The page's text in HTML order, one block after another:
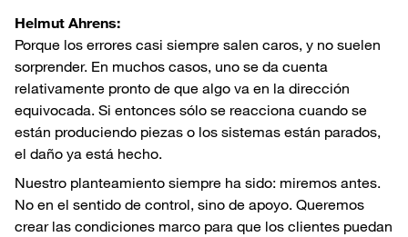
Helmut Ahrens:
Porque los errores casi siempre salen caros, y no suelen
sorprender. En muchos casos, uno se da cuenta
relativamente pronto de que algo va en la dirección
equivocada. Si entonces sólo se reacciona cuando se
están produciendo piezas o los sistemas están parados,
el daño ya está hecho.
Nuestro planteamiento siempre ha sido: miremos antes.
No en el sentido de control, sino de apoyo. Queremos
crear las condiciones marco para que los clientes puedan